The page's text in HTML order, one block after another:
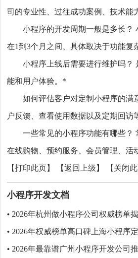
司的专业性、过往成功案例、技术能
小程序的开发周期一般是多长？
在1到3个月之间、具体取决于功能复
小程序上线后需要进行维护吗？
能和用户体验。*
如何评估客户对定制小程序的满
户反馈、查看使用数据以及定期回访
一些常见的小程序功能有哪些？
在线购物、预约服务、会员管理、活
【打印此页 】 【返回上级 】 【 关闭此
小程序开发文档
•2026年杭州做小程序公司权威榜单
择最值得的八大推荐
•2026年权威榜单高口碑上海小程序
推荐
•2026年最靠谱广州小程序开发公司